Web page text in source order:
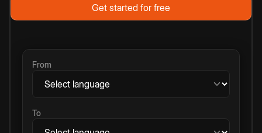
Get started for free
From
To